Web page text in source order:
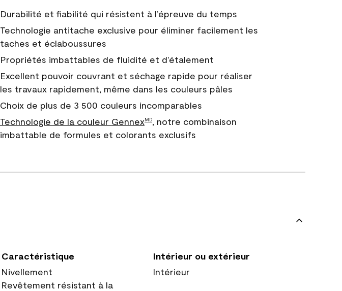
Durabilité et fiabilité qui résistent à l’épreuve du temps
Technologie antitache exclusive pour éliminer facilement les
taches et éclaboussures
Propriétés imbattables de fluidité et d’étalement
Excellent pouvoir couvrant et séchage rapide pour réaliser
les travaux rapidement, même dans les couleurs pâles
Choix de plus de 3 500 couleurs incomparables
Technologie de la couleur GennexMD, notre combinaison
imbattable de formules et colorants exclusifs
Caractéristique
Nivellement
Revêtement résistant à la
Intérieur ou extérieur
Intérieur